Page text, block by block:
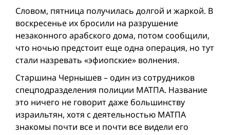
Словом, пятница получилась долгой и жаркой. В
воскресенье их бросили на разрушение
незаконного арабского дома, потом сообщили,
что ночью предстоит еще одна операция, но тут
стали назревать «эфиопские» волнения.
Старшина Чернышев – один из сотрудников
спецподразделения полиции МАТПА. Название
это ничего не говорит даже большинству
израильтян, хотя с деятельностью МАТПА
знакомы почти все и почти все видели его